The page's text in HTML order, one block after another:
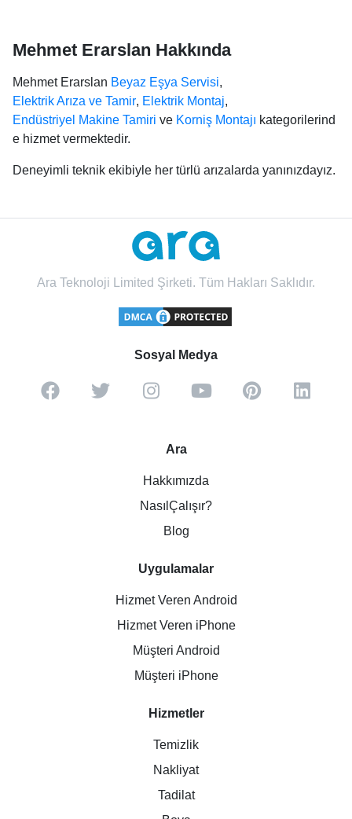
Mehmet Erarslan Hakkında
Mehmet Erarslan Beyaz Eşya Servisi,
Elektrik Arıza ve Tamir, Elektrik Montaj,
Endüstriyel Makine Tamiri ve Korniş Montajı kategorilerind
e hizmet vermektedir.
Deneyimli teknik ekibiyle her türlü arızalarda yanınızdayız.
Ara Teknoloji Limited Şirketi. Tüm Hakları Saklıdır.
Sosyal Medya
Ara
Hakkımızda
NasılÇalışır?
Blog
Uygulamalar
Hizmet Veren Android
Hizmet Veren iPhone
Müşteri Android
Müşteri iPhone
Hizmetler
Temizlik
Nakliyat
Tadilat